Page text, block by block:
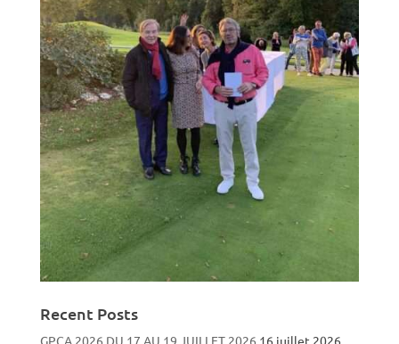
Recent Posts
GPCA 2026 DU 17 AU 19 JUILLET 2026 16 juillet 2026